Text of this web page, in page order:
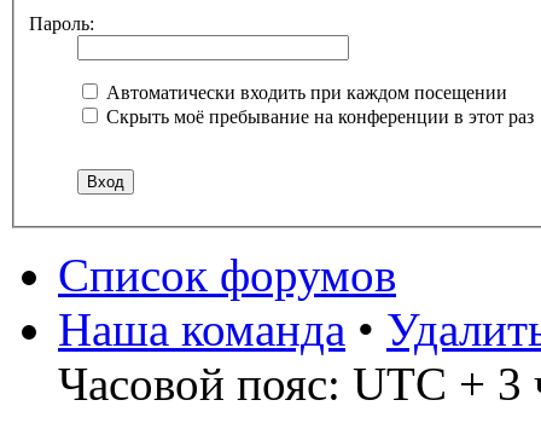
Пароль:
Автоматически входить при каждом посещении
Скрыть моё пребывание на конференции в этот раз
Список форумов
Наша команда •
Часовой пояс: UTC + 3